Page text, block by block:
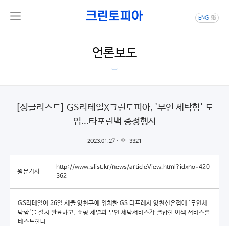
ENG
언론보도
[싱글리스트] GS리테일X크린토피아, '무인 세탁함' 도
입...타포린백 증정행사
2023.01.27 · 3321
원문기사
http://www.slist.kr/news/articleView.html?idxno=420
362
GS리테일이 26일 서울 양천구에 위치한 GS 더프레시 양천신은점에 '무인세
탁함'을 설치 완료하고, 쇼핑 채널과 무인 세탁서비스가 결합한 이색 서비스를
테스트한다.